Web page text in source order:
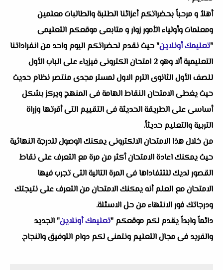
أهلاُ و مرحباً بحضراتكم أعزائنا الطلبة والطالبات معلمين
ومعلمات وأولياء الأمور زوار و متابعى موقعكم التعليمى
"تعليمك أونلاين" حيث نقدم لحضراتكم اليوم واحد من انفراداتنا
التعليمية ألا وهو 2 امتحان الكترونى فيزياء على الباب الأول
للصف الأول الثانوى الترم الاول لمستر مجدى منتصر نظام حديث
حيث يغطى الامتحان النقاط الهامة فى المنهج ويركز بشكل
أساسى على الطريقة الحديثة فى التقييم التى أقرتها وزراة
التربية والتعليم حديثاً.
من خلال هذا الامتحان الالكترونى يمكنك الوصول للدرجة النهائية
حيث يمكنك اعادة الامتحان أكثر من مرة مع التعرف على نقاط
القصور لديك للتتفاداها فى المرة التالية التى تجرب فيها
الامتحان مع العلم أنه يمكنك الامتحان من التعرف على نتيجتك
ودرجاتك فور الانتهاء من حل الاسئلة.
دائماً وابداً يقدم لكم موقعكم "تعليمك أونلاين" الجديد
والفريد فى مجال التعليم ونتمنى لكم دوام التوفيق والنجاح.